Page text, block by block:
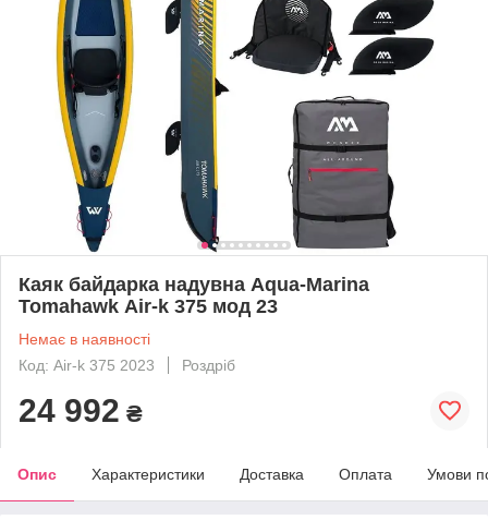
Каяк байдарка надувна Aqua-Marina
Tomahawk Air-k 375 мод 23
Немає в наявності
Код: Air-k 375 2023
Роздріб
24 992 ₴
Опис Характеристики Доставка Оплата Умови